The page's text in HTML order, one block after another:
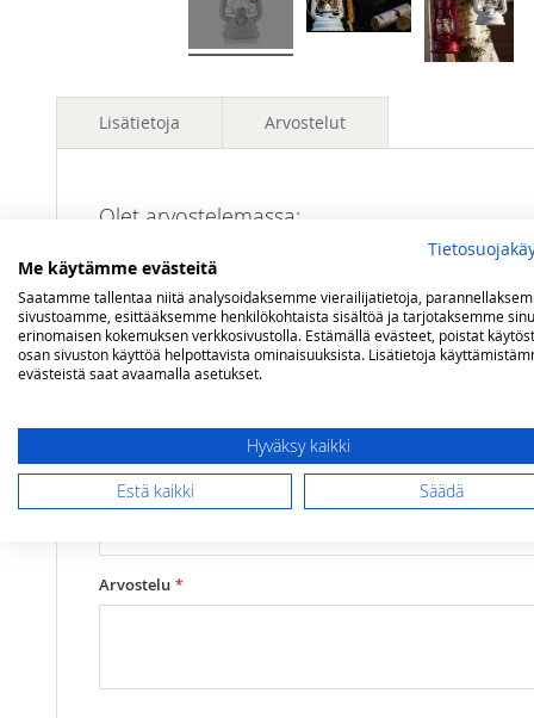
Lisätietoja
Polttoaine
Valopetroli / Lamppuöljy
Tilavuus
0,34 litraa
Mitat
Korkeus 25,5 cm / Halkaisija 15,5 cm
Arvostelut
Olet arvostelemassa:
Feuerhand myrskylyhty 5 linjaa, valkoinen
Arviosi
Rating
1
2
3
4
5
Yhteenveto
Arvostelu
Me käytämme evästeitä
Saatamme tallentaa niitä analysoidaksemme vierailijatietoja,
sivustoamme, esittääksemme henkilökohtaista sisältöä ja tarjotaksemme
erinomaisen kokemuksen verkkosivustolla. Estämällä evästeet, poistat
osan sivuston käyttöä helpottavista ominaisuuksista. Lisätietoja
evästeistä saat avaamalla asetukset.
Hyväksy kaikki
Estä kaikki Säädä